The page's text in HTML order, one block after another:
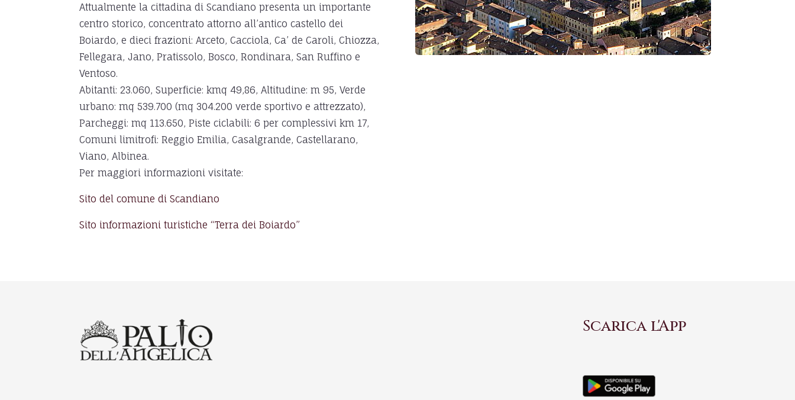
Attualmente la cittadina di Scandiano presenta un importante
centro storico, concentrato attorno all’antico castello dei
Boiardo, e dieci frazioni: Arceto, Cacciola, Ca’ de Caroli, Chiozza,
Fellegara, Jano, Pratissolo, Bosco, Rondinara, San Ruffino e
Ventoso.
Abitanti: 23.060, Superficie: kmq 49,86, Altitudine: m 95, Verde
urbano: mq 539.700 (mq 304.200 verde sportivo e attrezzato),
Parcheggi: mq 113.650, Piste ciclabili: 6 per complessivi km 17,
Comuni limitrofi: Reggio Emilia, Casalgrande, Castellarano,
Viano, Albinea.
Per maggiori informazioni visitate:
Sito del comune di Scandiano
Sito informazioni turistiche “Terra dei Boiardo”
Scarica l'App